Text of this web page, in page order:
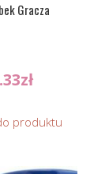
Gracza
zł
produktu